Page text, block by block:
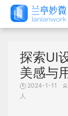
探索UI
美感与
2024-1-11
人